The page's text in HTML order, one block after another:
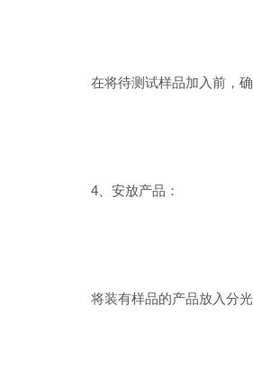
在将待测试样品加入前，确
4、安放产品：
将装有样品的产品放入分光